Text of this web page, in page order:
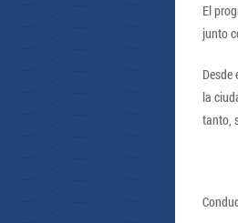
El
junto
la
tanto,